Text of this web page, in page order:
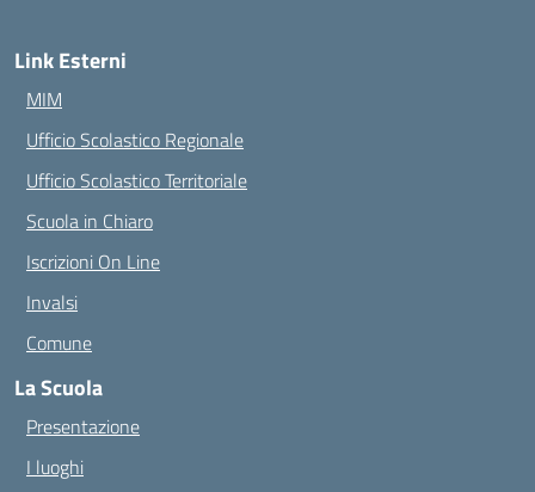
Link Esterni
MIM
Ufficio Scolastico Regionale
Ufficio Scolastico Territoriale
Scuola in Chiaro
Iscrizioni On Line
Invalsi
Comune
La Scuola
Presentazione
I luoghi